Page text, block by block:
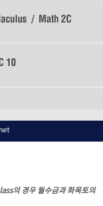
의 경우 월수금과 화목토의